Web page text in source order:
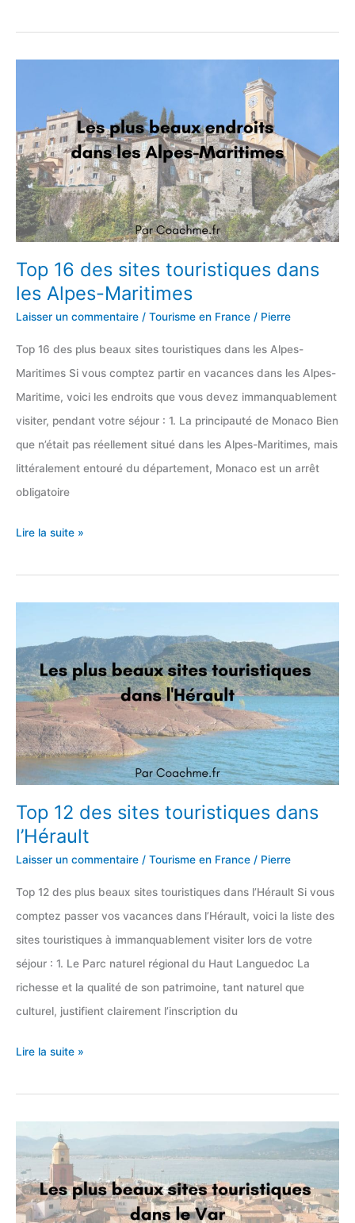
d’habitants
des
départements
français
Top 16 des sites touristiques dans
les Alpes-Maritimes
Laisser un commentaire / Tourisme en France / Pierre
Top 16 des plus beaux sites touristiques dans les Alpes-
Maritimes Si vous comptez partir en vacances dans les Alpes-
Maritime, voici les endroits que vous devez immanquablement
visiter, pendant votre séjour : 1. La principauté de Monaco Bien
que n’était pas réellement situé dans les Alpes-Maritimes, mais
littéralement entouré du département, Monaco est un arrêt
obligatoire
Top
des
sites
dans
les
Alpes-
Maritimes
Lire la suite »
Top 12 des sites touristiques dans
l’Hérault
Laisser un commentaire / Tourisme en France / Pierre
Top 12 des plus beaux sites touristiques dans l’Hérault Si vous
comptez passer vos vacances dans l’Hérault, voici la liste des
sites touristiques à immanquablement visiter lors de votre
séjour : 1. Le Parc naturel régional du Haut Languedoc La
richesse et la qualité de son patrimoine, tant naturel que
culturel, justifient clairement l’inscription du
Top
des
sites
touristiques
dans
l’Hérault
Lire la suite »